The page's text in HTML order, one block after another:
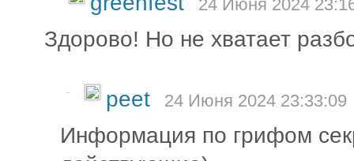
24 Июня 2024
Здорово! Но не хватает
- peet 24 Июня 2024 23:33:09
Информация по грифом